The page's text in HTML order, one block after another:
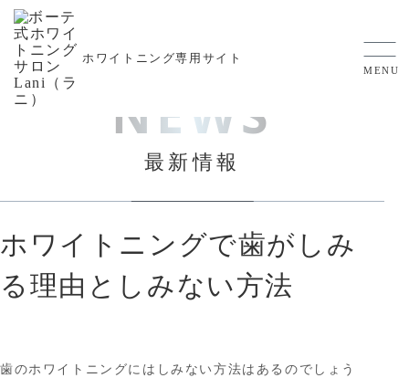
ホワイトニング専用サイト
MENU
NEWS
最新情報
ホワイトニングで歯がしみ
る理由としみない方法
歯のホワイトニングにはしみない方法はあるのでしょう